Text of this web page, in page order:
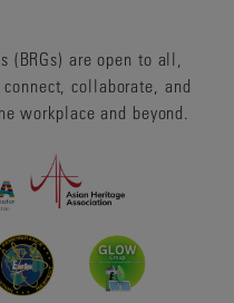
(BRGs) are open to all,
collaborate, and
workplace and beyond.